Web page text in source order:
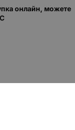
онлайн, можете